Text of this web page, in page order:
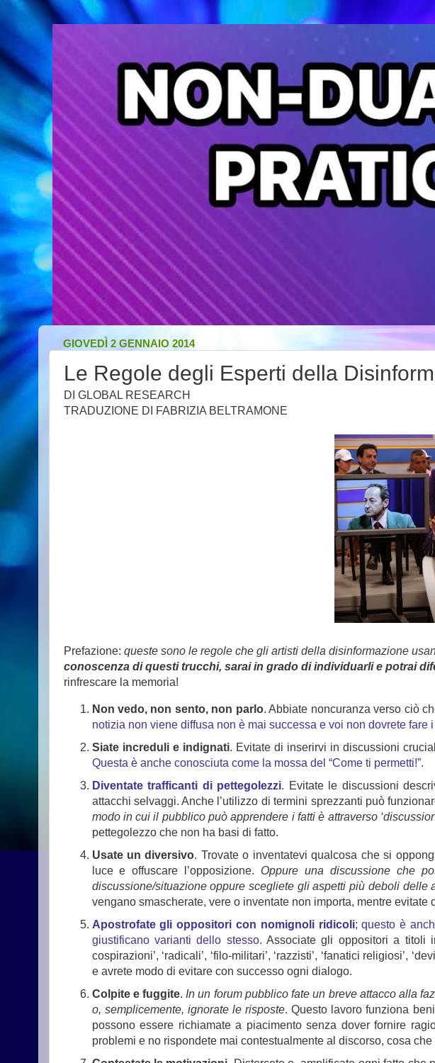
GIOVEDÌ 2 GENNAIO 2014
Le Regole degli Esperti della
DI GLOBAL RESEARCH
TRADUZIONE DI FABRIZIA BELTRAMONE
Prefazione: queste sono le regole che gli artisti della disinformazione
conoscenza di questi trucchi, sarai in grado di individuarli e potrai
rinfrescare la memoria!
Non vedo, non sento, non parlo. Abbiate noncuranza verso ciò
notizia non viene diffusa non è mai successa e voi non dovrete fare
Siate increduli e indignati. Evitate di inserirvi in discussioni
Questa è anche conosciuta come la mossa del “Come ti permetti!”.
Diventate trafficanti di pettegolezzi. Evitate le discussioni
attacchi selvaggi. Anche l’utilizzo di termini sprezzanti può
modo in cui il pubblico può apprendere i fatti è attraverso
pettegolezzo che non ha basi di fatto.
Usate un diversivo. Trovate o inventatevi qualcosa che si
luce e offuscare l’opposizione. Oppure una discussione che
discussione/situazione oppure scegliete gli aspetti più deboli delle
vengano smascherate, vere o inventate non importa, mentre
Apostrofate gli oppositori con nomignoli ridicoli; questo è
giustificano varianti dello stesso. Associate gli oppositori a titoli
cospirazioni’, ‘radicali’, ‘filo-militari’, ‘razzisti’, ‘fanatici religiosi’,
e avrete modo di evitare con successo ogni dialogo.
Colpite e fuggite. In un forum pubblico fate un breve attacco alla
o, semplicemente, ignorate le risposte. Questo lavoro funziona
possono essere richiamate a piacimento senza dover fornire
problemi e no rispondete mai contestualmente al discorso, cosa